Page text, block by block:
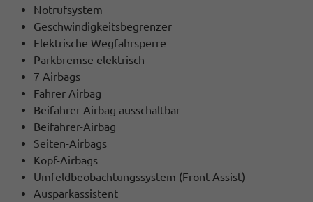
Notrufsystem
Geschwindigkeitsbegrenzer
Elektrische Wegfahrsperre
Parkbremse elektrisch
7 Airbags
Fahrer Airbag
Beifahrer-Airbag ausschaltbar
Beifahrer-Airbag
Seiten-Airbags
Kopf-Airbags
Umfeldbeobachtungssystem (Front Assist)
Ausparkassistent